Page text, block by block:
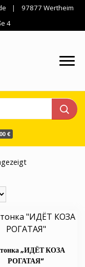
97877 Wertheim
4
€
Nach
„ИДЁТ КОЗА
РОГАТАЯ“